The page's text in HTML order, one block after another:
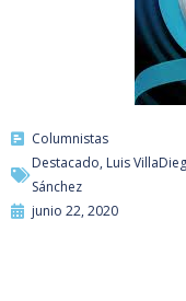
Columnistas
Destacado, Luis
Sánchez
junio 22, 2020